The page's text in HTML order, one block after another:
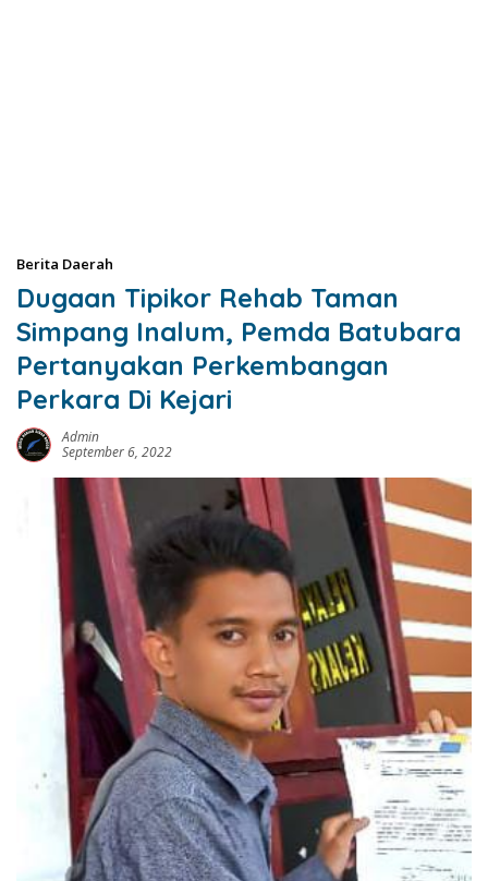
Berita Daerah
Dugaan Tipikor Rehab Taman
Simpang Inalum, Pemda Batubara
Pertanyakan Perkembangan
Perkara Di Kejari
Admin
September 6, 2022